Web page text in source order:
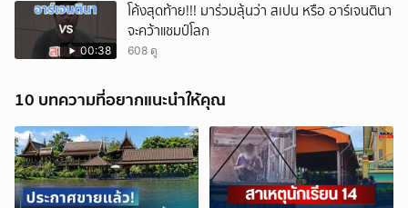
00:38
โค้งสุดท้าย!!! มาร่วมลุ้นว่า สเปน หรือ อาร์เจนตินา
จะคว้าแชมป์โลก
608 ดู
10 บทความที่อยากแนะนำให้คุณ